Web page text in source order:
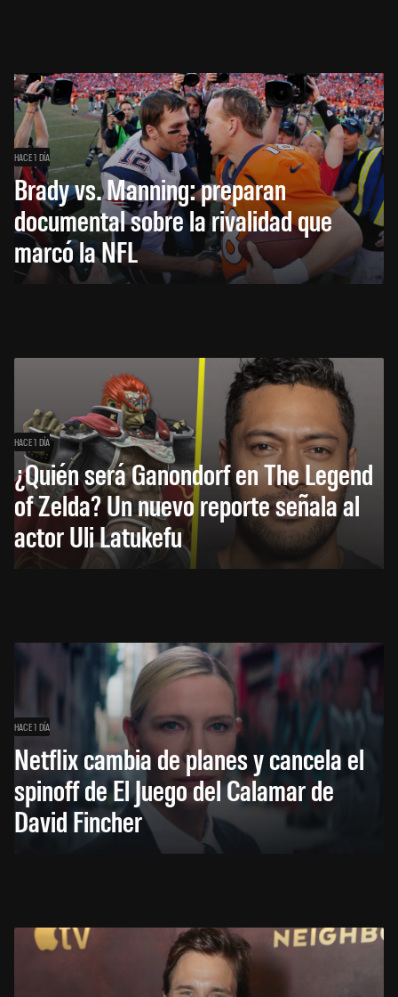
HACE 1 DÍA
Brady vs. Manning: preparan
documental sobre la rivalidad que
marcó la NFL
HACE 1 DÍA
¿Quién será Ganondorf en The Legend
of Zelda? Un nuevo reporte señala al
actor Uli Latukefu
HACE 1 DÍA
Netflix cambia de planes y cancela el
spinoff de El Juego del Calamar de
David Fincher